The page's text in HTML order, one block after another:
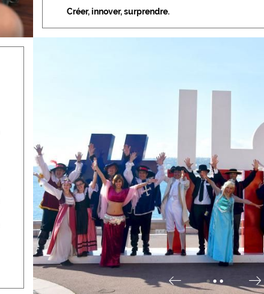
Créer, innover, surprendre.
•••